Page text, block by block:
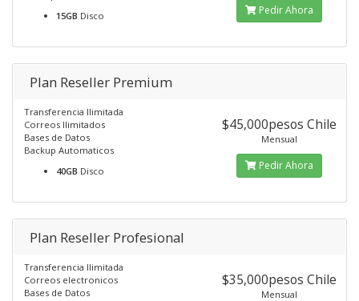
15GB Disco Pedir Ahora
Plan Reseller Premium
Transferencia Ilimitada
Correos Ilimitados
Bases de Datos
Backup Automaticos
40GB Disco
$45,000pesos Chile
Mensual
Pedir Ahora
Plan Reseller Profesional
Transferencia Ilimitada
Correos electronicos
Bases de Datos
$35,000pesos Chile
Mensual